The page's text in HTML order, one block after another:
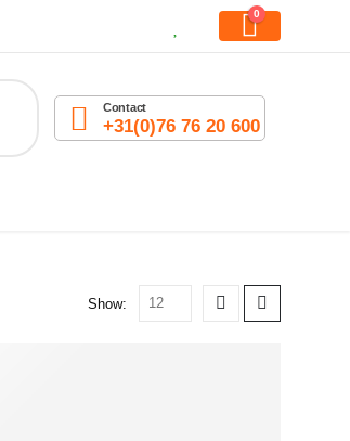
0
Contact
+31(0)76 76 20 600
Show: